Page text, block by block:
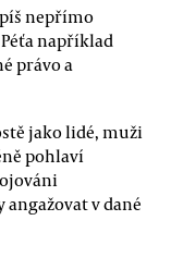
nepřímo
například
právo a
jako lidé, muži
pohlaví
v dané